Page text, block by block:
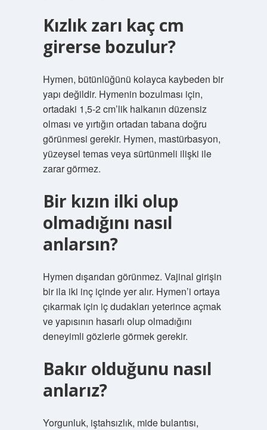
Kızlık zarı kaç cm
girerse bozulur?
Hymen, bütünlüğünü kolayca kaybeden bir
yapı değildir. Hymenin bozulması için,
ortadaki 1,5-2 cm’lik halkanın düzensiz
olması ve yırtığın ortadan tabana doğru
görünmesi gerekir. Hymen, mastürbasyon,
yüzeysel temas veya sürtünmeli ilişki ile
zarar görmez.
Bir kızın ilki olup
olmadığını nasıl
anlarsın?
Hymen dışarıdan görünmez. Vajinal girişin
bir ila iki inç içinde yer alır. Hymen’i ortaya
çıkarmak için iç dudakları yeterince açmak
ve yapısının hasarlı olup olmadığını
deneyimli gözlerle görmek gerekir.
Bakır olduğunu nasıl
anlarız?
Yorgunluk, iştahsızlık, mide bulantısı,